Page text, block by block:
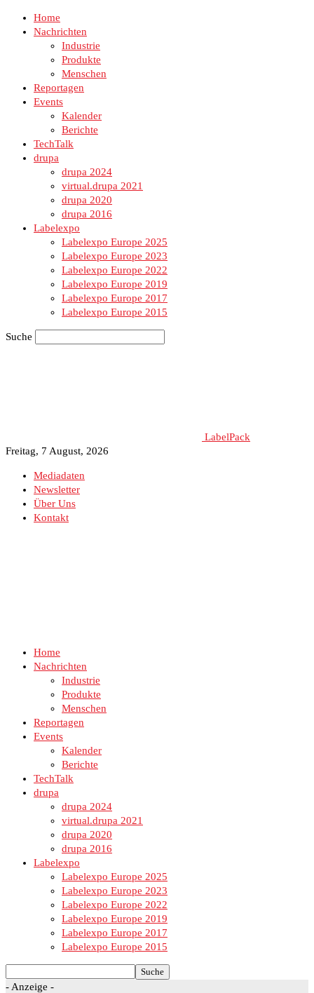
Home
Nachrichten
Industrie
Produkte
Menschen
Reportagen
Events
Kalender
Berichte
TechTalk
drupa
drupa 2024
virtual.drupa 2021
drupa 2020
drupa 2016
Labelexpo
Labelexpo Europe 2025
Labelexpo Europe 2023
Labelexpo Europe 2022
Labelexpo Europe 2019
Labelexpo Europe 2017
Labelexpo Europe 2015
Suche
LabelPack
Freitag, 7 August, 2026
Mediadaten
Newsletter
Über Uns
Kontakt
Home
Nachrichten
Industrie
Produkte
Menschen
Reportagen
Events
Kalender
Berichte
TechTalk
drupa
drupa 2024
virtual.drupa 2021
drupa 2020
drupa 2016
Labelexpo
Labelexpo Europe 2025
Labelexpo Europe 2023
Labelexpo Europe 2022
Labelexpo Europe 2019
Labelexpo Europe 2017
Labelexpo Europe 2015
- Anzeige -